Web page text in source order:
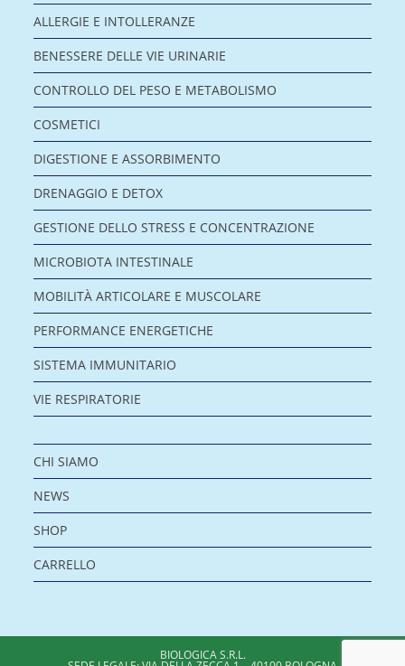
ALLERGIE E INTOLLERANZE
BENESSERE DELLE VIE URINARIE
CONTROLLO DEL PESO E METABOLISMO
COSMETICI
DIGESTIONE E ASSORBIMENTO
DRENAGGIO E DETOX
GESTIONE DELLO STRESS E CONCENTRAZIONE
MICROBIOTA INTESTINALE
MOBILITÀ ARTICOLARE E MUSCOLARE
PERFORMANCE ENERGETICHE
SISTEMA IMMUNITARIO
VIE RESPIRATORIE
CHI SIAMO
NEWS
SHOP
CARRELLO
BIOLOGICA S.R.L.